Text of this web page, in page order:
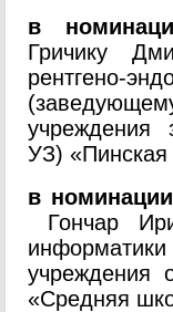
в
Гричику
рентгено-
учреждения
УЗ) «Пинская
в
Гончар
учреждения
«Средняя